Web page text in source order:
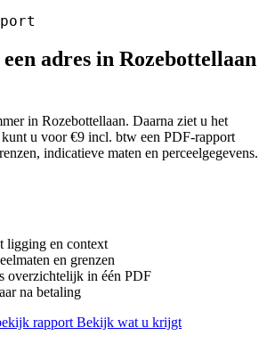
adres in Rozebottellaan
in Rozebottellaan. Daarna ziet u het
kunt u voor €9 incl. btw een PDF-rapport
indicatieve maten en perceelgegevens.
ligging en context
en grenzen
overzichtelijk in één PDF
na betaling
rapport Bekijk wat u krijgt